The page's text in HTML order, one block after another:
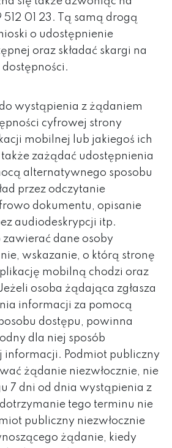
01 23. Tą samą drogą
o udostępnienie
oraz składać skargi na
wystąpienia z żądaniem
cyfrowej strony
mobilnej lub jakiegoś ich
zażądać udostępnienia
alternatywnego sposobu
przez odczytanie
dokumentu, opisanie
audiodeskrypcji itp.
dane osoby
wskazanie, o którą stronę
mobilną chodzi oraz
osoba żądająca zgłasza
informacji za pomocą
dostępu, powinna
dla niej sposób
informacji. Podmiot publiczny
żądanie niezwłocznie, nie
7 dni od dnia wystąpienia z
tego terminu nie
publiczny niezwłocznie
żądanie, kiedy